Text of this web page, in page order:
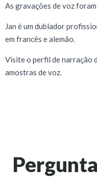
As gravações de voz
Jan é um dublador
em francês e alemão.
Visite o perfil de narração
amostras de voz.